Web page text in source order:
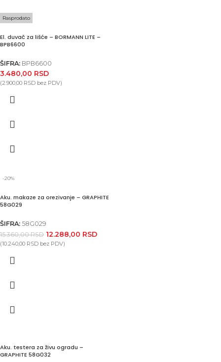
Rasprodato
El. duvač za lišće – BORMANN LITE –
BPB6600
ŠIFRA: BPB6600
3.480,00 RSD
(2.900,00 RSD bez PDV)
-20%
Aku. makaze za orezivanje – GRAPHITE
58G029
ŠIFRA: 58G029
15.360,00RSD 12.288,00 RSD
(10.240,00 RSD bez PDV)
Aku. testera za živu ogradu –
GRAPHITE 58G032